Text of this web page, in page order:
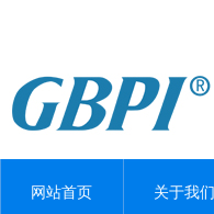
网站首页 关于我们